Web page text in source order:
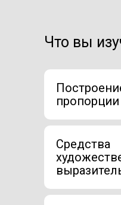
Что вы
пропорции
Средства